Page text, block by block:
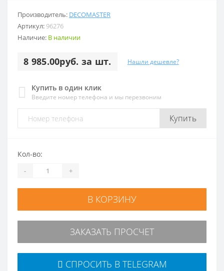
Производитель: DECOMASTER
Артикул: 96276
Наличие: В наличии
8 985.00руб. за шт. Нашли дешевле?
Купить в один клик
Введите номер телефона и мы перезвоним
Купить
Кол-во:
- +
В КОРЗИНУ
ЗАКАЗАТЬ ПРОСЧЕТ
СПРОСИТЬ В TELEGRAM